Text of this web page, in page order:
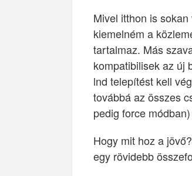
Mivel itthon is
kiemelném a
tartalmaz. Más
kompatibilisek az új
lnd telepítést kell
továbbá az összes
pedig force
Hogy mit hoz a
egy rövidebb